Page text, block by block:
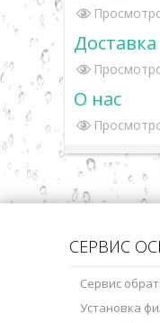
Доставка
О нас
СЕРВИС
Сервис
Установка